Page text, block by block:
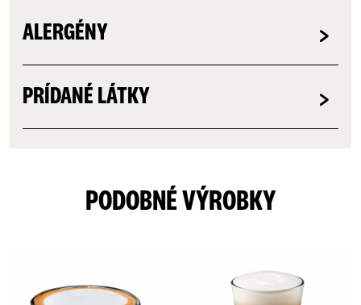
ALERGÉNY
PRÍDANÉ LÁTKY
PODOBNÉ VÝROBKY